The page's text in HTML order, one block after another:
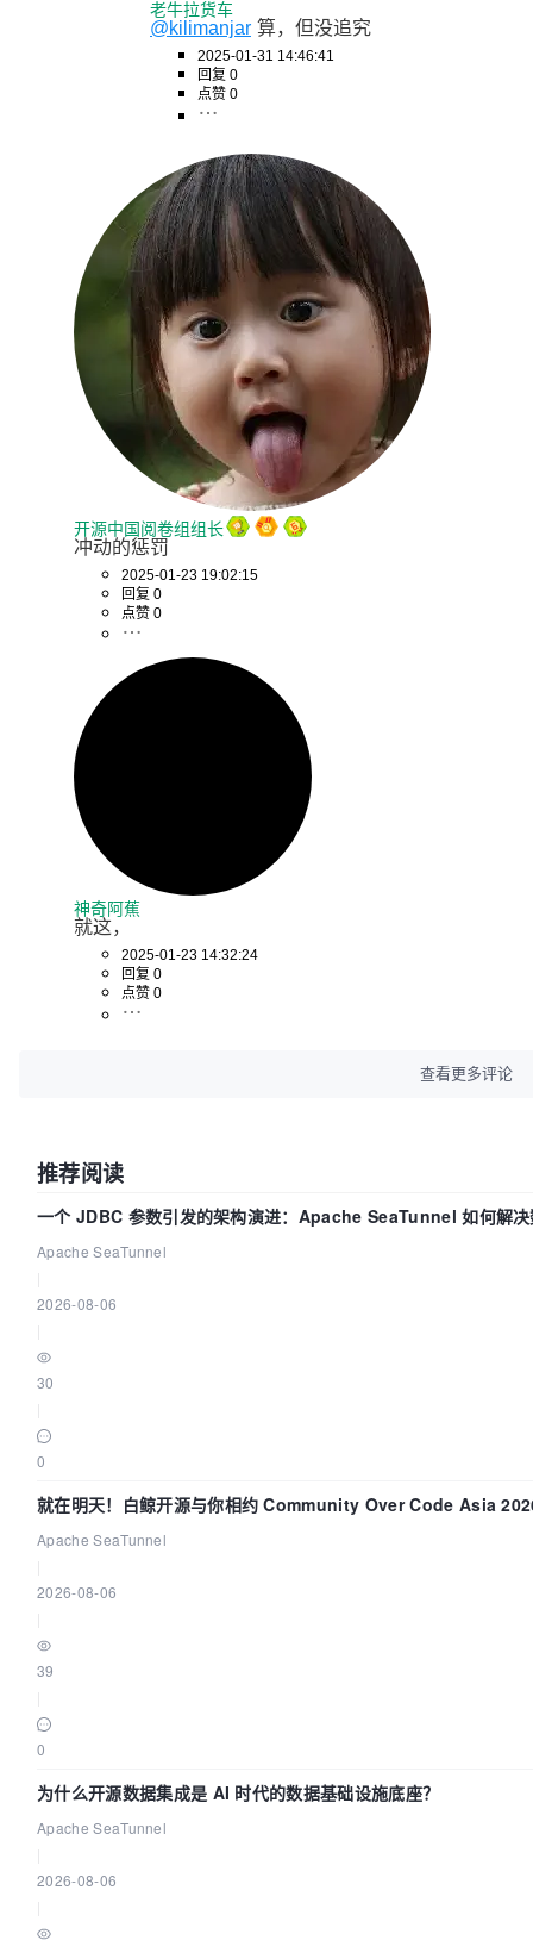
老牛拉货车
@kilimanjar 算，但没追究
2025-01-31 14:46:41
回复 0
点赞 0
开源中国阅卷组组长
冲动的惩罚
2025-01-23 19:02:15
回复 0
点赞 0
神奇阿蕉
就这，
2025-01-23 14:32:24
回复 0
点赞 0
查看更多评论
推荐阅读
一个 JDBC 参数引发的架构演进：Apache SeaTunnel 如何解
Apache SeaTunnel
2026-08-06
30
0
就在明天！白鲸开源与你相约 Community Over Code Asia
Apache SeaTunnel
2026-08-06
39
0
为什么开源数据集成是 AI 时代的数据基础设施底座？
Apache SeaTunnel
2026-08-06